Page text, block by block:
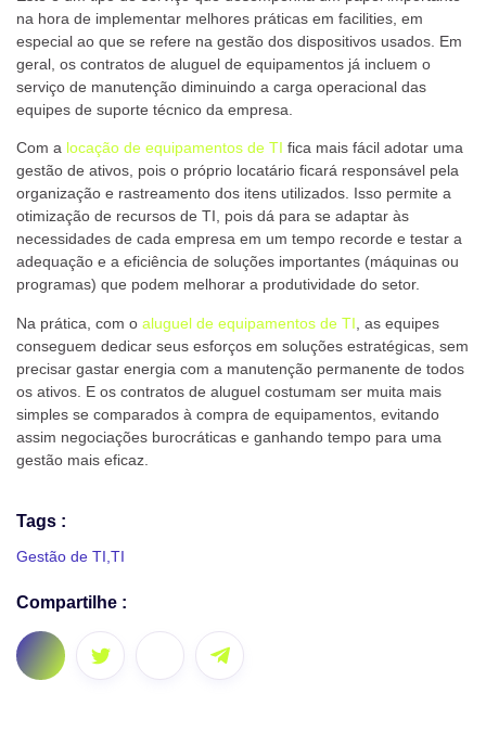
na hora de implementar melhores práticas em facilities, em
especial ao que se refere na gestão dos dispositivos usados. Em
geral, os contratos de aluguel de equipamentos já incluem o
serviço de manutenção diminuindo a carga operacional das
equipes de suporte técnico da empresa.
Com a locação de equipamentos de TI fica mais fácil adotar uma
gestão de ativos, pois o próprio locatário ficará responsável pela
organização e rastreamento dos itens utilizados. Isso permite a
otimização de recursos de TI, pois dá para se adaptar às
necessidades de cada empresa em um tempo recorde e testar a
adequação e a eficiência de soluções importantes (máquinas ou
programas) que podem melhorar a produtividade do setor.
Na prática, com o aluguel de equipamentos de TI , as equipes
conseguem dedicar seus esforços em soluções estratégicas, sem
precisar gastar energia com a manutenção permanente de todos
os ativos. E os contratos de aluguel costumam ser muita mais
simples se comparados à compra de equipamentos, evitando
assim negociações burocráticas e ganhando tempo para uma
gestão mais eficaz.
Tags :
Gestão de TI TI
Compartilhe :